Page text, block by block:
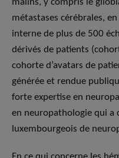
malins, y compris le
métastases cérébrales,
interne de plus de 500
dérivés de patients
cohorte d’avatars de
générée et rendue
forte expertise en
en neuropathologie qui a
luxembourgeois de